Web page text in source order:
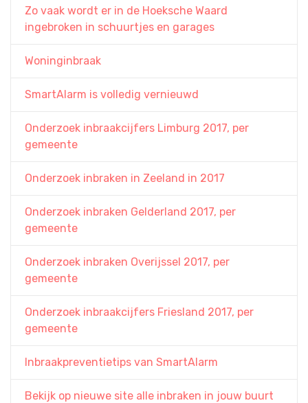
Zo vaak wordt er in de Hoeksche Waard
ingebroken in schuurtjes en garages
Woninginbraak
SmartAlarm is volledig vernieuwd
Onderzoek inbraakcijfers Limburg 2017, per
gemeente
Onderzoek inbraken in Zeeland in 2017
Onderzoek inbraken Gelderland 2017, per
gemeente
Onderzoek inbraken Overijssel 2017, per
gemeente
Onderzoek inbraakcijfers Friesland 2017, per
gemeente
Inbraakpreventietips van SmartAlarm
Bekijk op nieuwe site alle inbraken in jouw buurt